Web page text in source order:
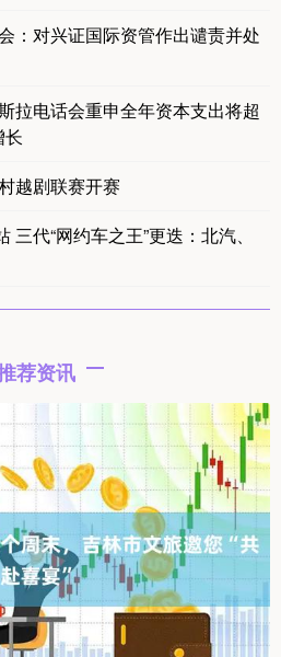
：对兴证国际资管作出谴责并处
拉电话会重申全年资本支出将超
长
越剧联赛开赛
代“网约车之王”更迭：北汽、
荐资讯